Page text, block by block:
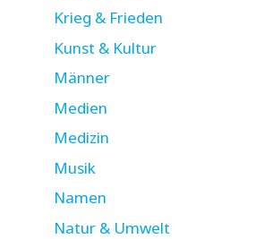
Krieg & Frieden
Kunst & Kultur
Männer
Medien
Medizin
Musik
Namen
Natur & Umwelt